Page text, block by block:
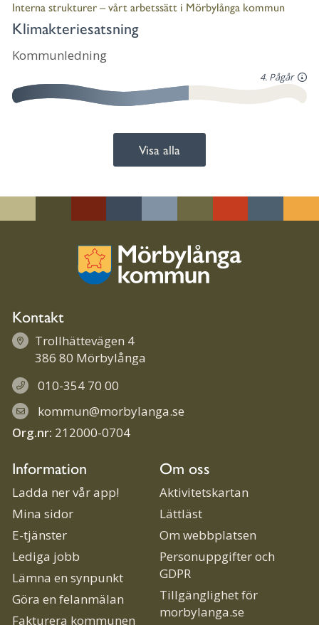
Interna strukturer – vårt arbetssätt i Mörbylånga kommun
Klimakteriesatsning
Kommunledning
4. Pågår
Visa alla
Kontakt
Trollhättevägen 4
386 80 Mörbylånga
010-354 70 00
kommun@morbylanga.se
Org.nr: 212000-0704
Information
Ladda ner vår app!
Mina sidor
E-tjänster
Lediga jobb
Lämna en synpunkt
Göra en felanmälan
Fakturera kommunen
Om oss
Aktivitetskartan
Lättläst
Om webbplatsen
Personuppgifter och
GDPR
Tillgänglighet för
morbylanga.se